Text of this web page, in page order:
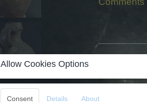
Allow Cookies Options
Consent Details About